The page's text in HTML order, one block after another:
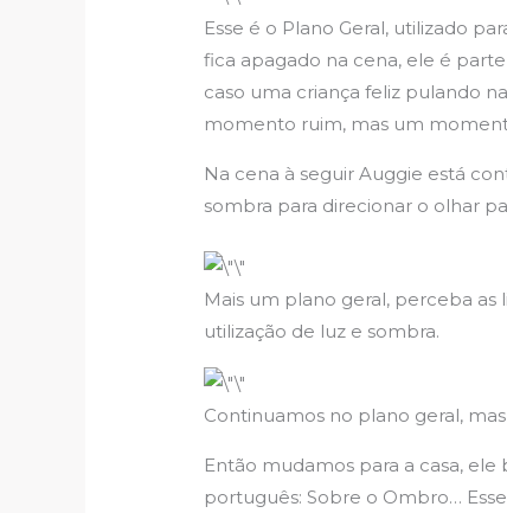
Esse é o Plano Geral, utilizado
fica apagado na cena, ele é
caso uma criança feliz pulando
momento ruim, mas um
Na cena à seguir Auggie está
sombra para direcionar o olhar
Mais um plano geral, perceba as
utilização de luz e sombra.
Continuamos no plano geral,
Então mudamos para a casa,
português: Sobre o Ombro…